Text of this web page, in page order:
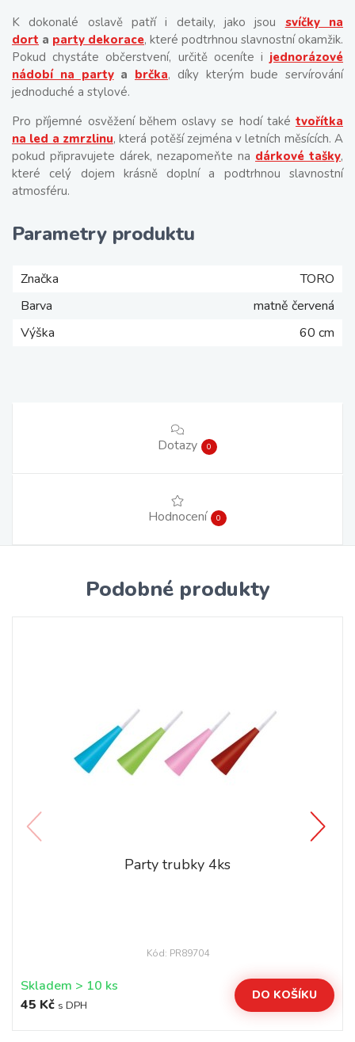
K dokonalé oslavě patří i detaily, jako jsou
svíčky na
dort a party dekorace, které podtrhnou slavnostní okamžik.
Pokud chystáte občerstvení, určitě oceníte i jednorázové
nádobí na party a brčka, díky kterým bude servírování
jednoduché a stylové.
Pro příjemné osvěžení během oslavy se hodí také tvořítka
na led a zmrzlinu, která potěší zejména v letních měsících. A
pokud připravujete dárek, nezapomeňte na dárkové tašky,
které celý dojem krásně doplní a podtrhnou slavnostní
atmosféru.
Parametry produktu
Značka
TORO
Barva
matně červená
Výška
60 cm
Dotazy 0
Hodnocení 0
Podobné produkty
Party trubky 4ks
Kód: PR89704
Skladem > 10 ks
45 Kč s DPH
DO KOŠÍKU